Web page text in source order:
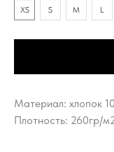
XS
S M L
Материал: хлопок
Плотность: 260гр/